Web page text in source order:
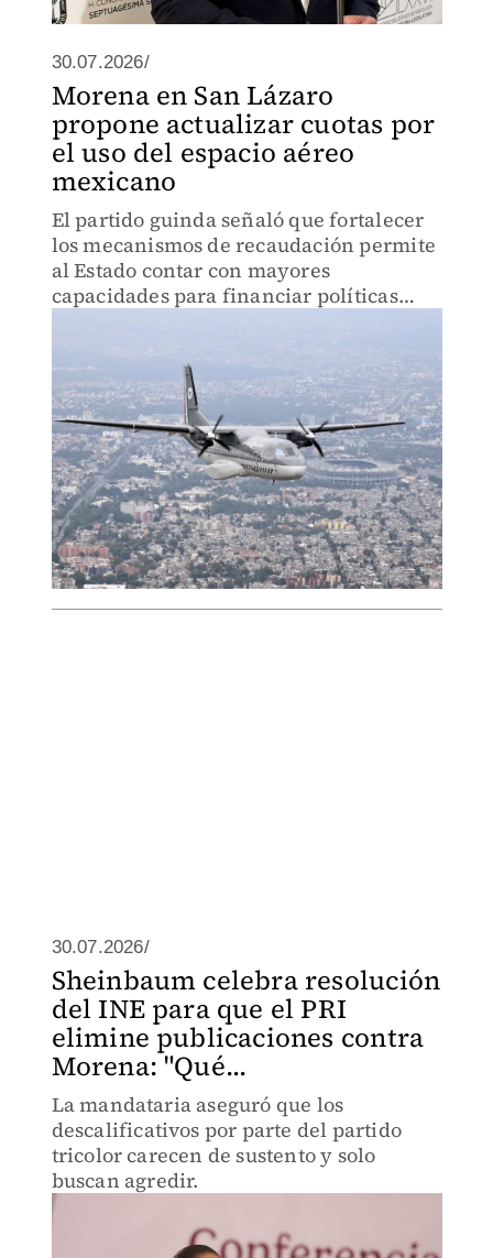
30.07.2026/
Morena en San Lázaro
propone actualizar cuotas por
el uso del espacio aéreo
mexicano
El partido guinda señaló que fortalecer
los mecanismos de recaudación permite
al Estado contar con mayores
capacidades para financiar políticas
30.07.2026/
Sheinbaum celebra resolución
del INE para que el PRI
elimine publicaciones contra
Morena: "Qué...
La mandataria aseguró que los
descalificativos por parte del partido
tricolor carecen de sustento y solo
buscan agredir.